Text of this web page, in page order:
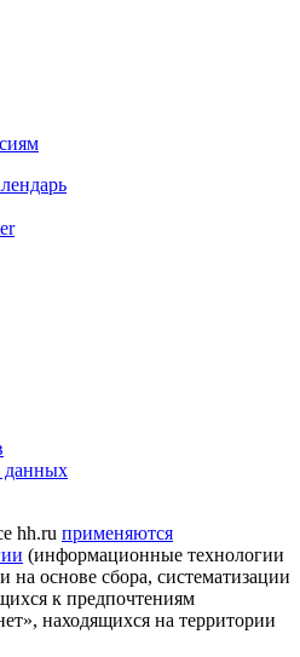
данных
hh.ru применяются
(информационные технологии
на основе сбора, систематизации
к предпочтениям
находящихся на территории